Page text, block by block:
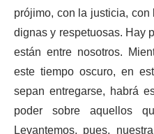
prójimo, con la justicia,
dignas y respetuosas. Hay
están entre nosotros.
este tiempo oscuro, en
sepan entregarse, habrá
poder sobre aquellos